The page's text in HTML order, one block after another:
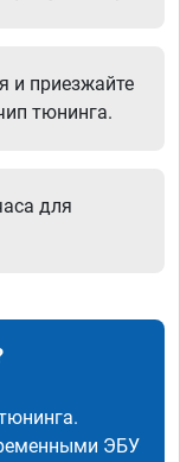
и приезжайте
тюнинга.
для
ЭБУ